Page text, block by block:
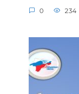
0 234